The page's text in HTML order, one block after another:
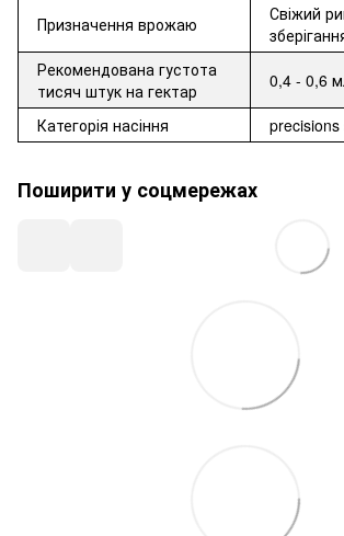
Призначення врожаю
Свіжий
Рекомендована густота
тисяч штук на гектар
0,4 - 0,6
Категорія насіння
Поширити у соцмережах